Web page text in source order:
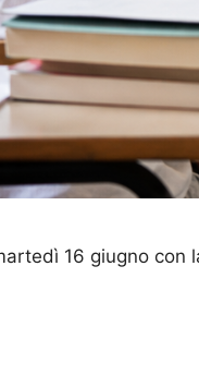
16 giugno con